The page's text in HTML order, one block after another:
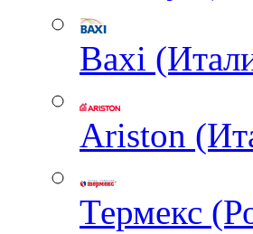
Baxi
Ariston
Термекс